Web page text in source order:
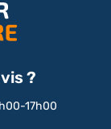
?
17h00